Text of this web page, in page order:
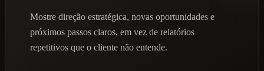
Mostre direção estratégica, novas oportunidades e
próximos passos claros, em vez de relatórios
repetitivos que o cliente não entende.